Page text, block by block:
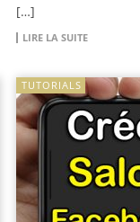
[…]
LIRE LA SUITE
TUTORIALS